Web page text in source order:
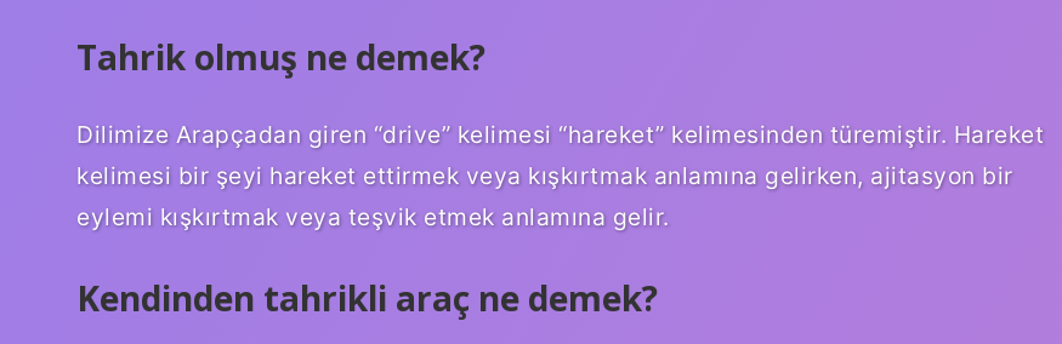
Tahrik olmuş ne demek?
Dilimize Arapçadan giren “drive” kelimesi “hareket” kelimesinden türemiştir. Hareket
kelimesi bir şeyi hareket ettirmek veya kışkırtmak anlamına gelirken, ajitasyon bir
eylemi kışkırtmak veya teşvik etmek anlamına gelir.
Kendinden tahrikli araç ne demek?